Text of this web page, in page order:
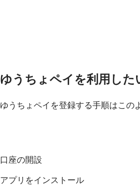
ゆうちょペイを利用した
ゆうちょペイを登録する手順はこの
口座の開設
アプリをインストール